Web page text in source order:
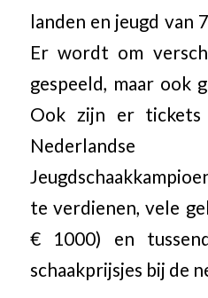
landen en jeugd van
Er wordt om
gespeeld, maar ook
Ook zijn er
Nederlandse
te verdienen, vele
€ 1000) en
schaakprijsjes bij de